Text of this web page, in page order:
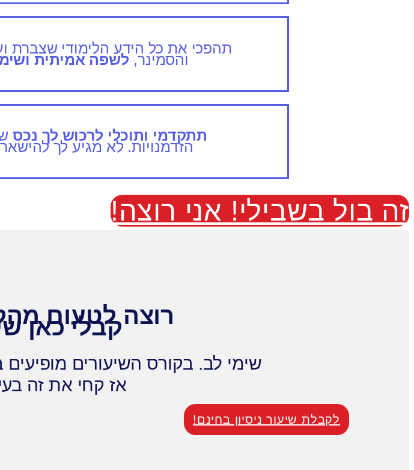
תהפכי את כל הידע הלימודי שצברת
והסמינר,לשפה אמיתית
תתקדמי ותוכלי לרכוש לך נכס
הזדמנויות. לא מגיע לך
זה בול בשבילי! אני רוצה!
רוצה לטעום
קבלי כאן
שימי לב. בקורס השיעורים
אז קחי את זה
לקבלת שיעור ניסיון בחינם!